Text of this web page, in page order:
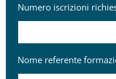
Numero iscrizioni
Nome referente